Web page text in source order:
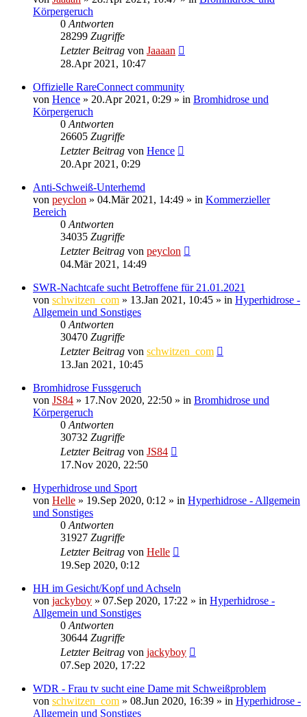
Körpergeruch
0 Antworten
28299 Zugriffe
Letzter Beitrag von Jaaaan
28.Apr 2021, 10:47
Offizielle RareConnect community
von Hence » 20.Apr 2021, 0:29 » in Bromhidrose und
Körpergeruch
0 Antworten
26605 Zugriffe
Letzter Beitrag von Hence
20.Apr 2021, 0:29
Anti-Schweiß-Unterhemd
von peyclon » 04.Mär 2021, 14:49 » in Kommerzieller
Bereich
0 Antworten
34035 Zugriffe
Letzter Beitrag von peyclon
04.Mär 2021, 14:49
SWR-Nachtcafe sucht Betroffene für 21.01.2021
von schwitzen_com » 13.Jan 2021, 10:45 » in Hyperhidrose -
Allgemein und Sonstiges
0 Antworten
30470 Zugriffe
Letzter Beitrag von schwitzen_com
13.Jan 2021, 10:45
Bromhidrose Fussgeruch
von JS84 » 17.Nov 2020, 22:50 » in Bromhidrose und
Körpergeruch
0 Antworten
30732 Zugriffe
Letzter Beitrag von JS84
17.Nov 2020, 22:50
Hyperhidrose und Sport
von Helle » 19.Sep 2020, 0:12 » in Hyperhidrose - Allgemein
und Sonstiges
0 Antworten
31927 Zugriffe
Letzter Beitrag von Helle
19.Sep 2020, 0:12
HH im Gesicht/Kopf und Achseln
von jackyboy » 07.Sep 2020, 17:22 » in Hyperhidrose -
Allgemein und Sonstiges
0 Antworten
30644 Zugriffe
Letzter Beitrag von jackyboy
07.Sep 2020, 17:22
WDR - Frau tv sucht eine Dame mit Schweißproblem
von schwitzen_com » 08.Jun 2020, 16:39 » in Hyperhidrose -
Allgemein und Sonstiges